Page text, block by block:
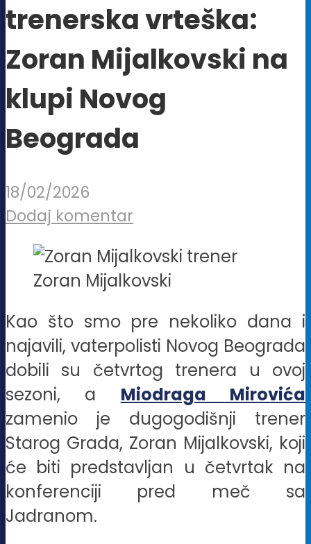
trenerska vrteška:
Zoran Mijalkovski na
klupi Novog
Beograda
18/02/2026
Dodaj komentar
Zoran Mijalkovski
Kao što smo pre nekoliko dana i
najavili, vaterpolisti Novog Beograda
dobili su četvrtog trenera u ovoj
sezoni, a Miodraga Mirovića
zamenio je dugogodišnji trener
Starog Grada, Zoran Mijalkovski, koji
će biti predstavljan u četvrtak na
konferenciji pred meč sa
Jadranom.